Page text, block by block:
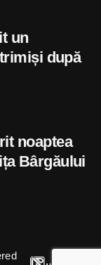
un
după
noaptea
Bârgăului